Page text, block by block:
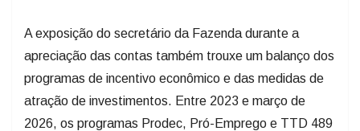
A exposição do secretário da Fazenda durante a
apreciação das contas também trouxe um balanço dos
programas de incentivo econômico e das medidas de
atração de investimentos. Entre 2023 e março de
2026, os programas Prodec, Pró-Emprego e TTD 489